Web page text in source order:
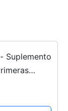
Suplemento